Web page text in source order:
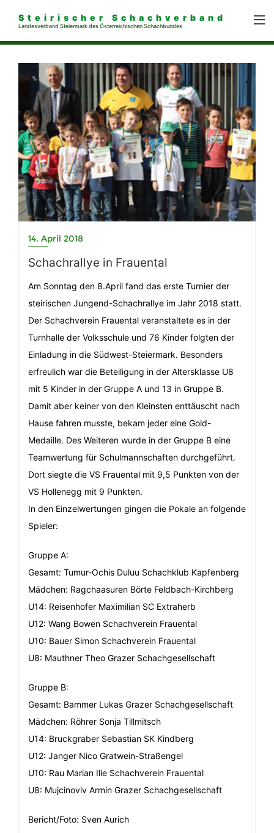
Steirischer Schachverband
Landesverband Steiermark des Österreichischen Schachbundes
14. April 2018
Schachrallye in Frauental
Am Sonntag den 8.April fand das erste Turnier der
steirischen Jungend-Schachrallye im Jahr 2018 statt.
Der Schachverein Frauental veranstaltete es in der
Turnhalle der Volksschule und 76 Kinder folgten der
Einladung in die Südwest-Steiermark. Besonders
erfreulich war die Beteiligung in der Altersklasse U8
mit 5 Kinder in der Gruppe A und 13 in Gruppe B.
Damit aber keiner von den Kleinsten enttäuscht nach
Hause fahren musste, bekam jeder eine Gold-
Medaille. Des Weiteren wurde in der Gruppe B eine
Teamwertung für Schulmannschaften durchgeführt.
Dort siegte die VS Frauental mit 9,5 Punkten von der
VS Hollenegg mit 9 Punkten.
In den Einzelwertungen gingen die Pokale an folgende
Spieler:
Gruppe A:
Gesamt: Tumur-Ochis Duluu Schachklub Kapfenberg
Mädchen: Ragchaasuren Börte Feldbach-Kirchberg
U14: Reisenhofer Maximilian SC Extraherb
U12: Wang Bowen Schachverein Frauental
U10: Bauer Simon Schachverein Frauental
U8: Mauthner Theo Grazer Schachgesellschaft
Gruppe B:
Gesamt: Bammer Lukas Grazer Schachgesellschaft
Mädchen: Röhrer Sonja Tillmitsch
U14: Bruckgraber Sebastian SK Kindberg
U12: Janger Nico Gratwein-Straßengel
U10: Rau Marian Ilie Schachverein Frauental
U8: Mujcinoviv Armin Grazer Schachgesellschaft
Bericht/Foto: Sven Aurich